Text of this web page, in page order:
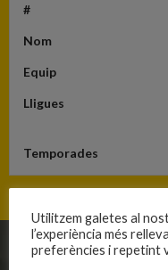
#
Nom
Equip
Lligues
Temporades
CLUB
Utilitzem galetes al
l’experiència més
preferències i repetint